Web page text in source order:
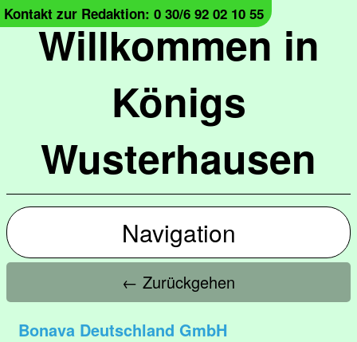
Willkommen in
Königs
Wusterhausen
Kontakt zur Redaktion: 0 30/6 92 02 10 55
Navigation
← Zurückgehen
Bonava Deutschland GmbH